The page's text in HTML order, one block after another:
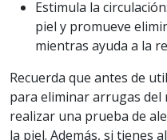
Estimula la
piel y promueve
mientras ayuda a la
Recuerda que antes de
para eliminar arrugas
realizar una prueba de
la piel. Además, si tienes